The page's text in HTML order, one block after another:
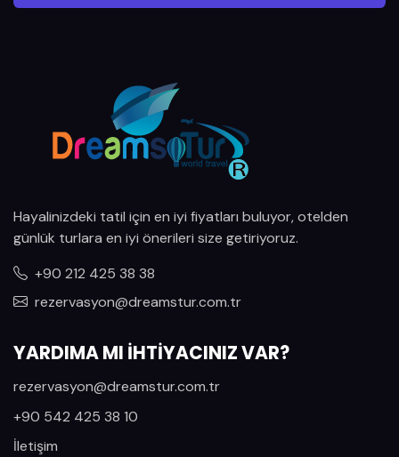
Hayalinizdeki tatil için en iyi fiyatları buluyor, otelden
günlük turlara en iyi önerileri size getiriyoruz.
+90 212 425 38 38
rezervasyon@dreamstur.com.tr
YARDIMA MI İHTİYACINIZ VAR?
rezervasyon@dreamstur.com.tr
+90 542 425 38 10
İletişim